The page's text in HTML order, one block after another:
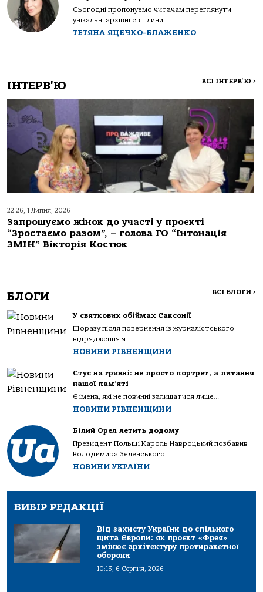
Сьогодні пропонуємо читачам переглянути
унікальні архівні світлини...
ТЕТЯНА ЯЦЕЧКО-БЛАЖЕНКО
ІНТЕРВ'Ю ВСІ ІНТЕРВ'Ю >
22:26, 1 Липня, 2026
Запрошуємо жінок до участі у проєкті
“Зростаємо разом”, – голова ГО “Інтонація
ЗМІН” Вікторія Костюк
БЛОГИ ВСІ БЛОГИ >
У святкових обіймах Саксонії
Щоразу після повернення із журналістського
відрядження я...
НОВИНИ РІВНЕНЩИНИ
Стус на гривні: не просто портрет, а питання
нашої пам’яті
Є імена, які не повинні залишатися лише...
НОВИНИ РІВНЕНЩИНИ
Білий Орел летить додому
Президент Польщі Кароль Навроцький позбавив
Володимира Зеленського...
НОВИНИ УКРАЇНИ
ВИБІР РЕДАКЦІЇ
Від захисту України до спільного
щита Європи: як проєкт «Фрея»
змінює архітектуру протиракетної
оборони
10:13, 6 Серпня, 2026